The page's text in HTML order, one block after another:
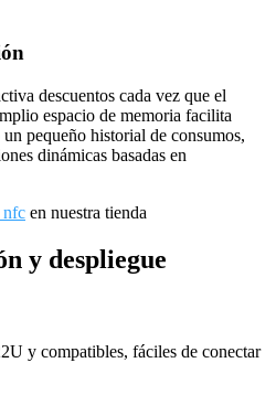
descuentos cada vez que el
espacio de memoria facilita
pequeño historial de consumos,
dinámicas basadas en
nfc en nuestra tienda
y despliegue
y compatibles, fáciles de conectar